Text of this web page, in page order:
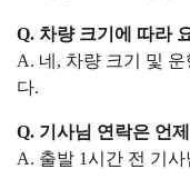
Q. 차량 크기에 따라
A. 네, 차량 크기 및
다.
Q. 기사님 연락은 언
A. 출발 1시간 전 기